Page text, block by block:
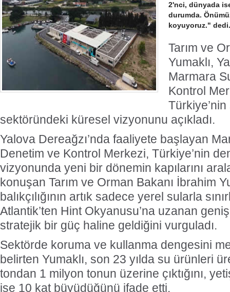
2'nci, dünyada
durumda.
koyuyoruz." dedi.
Tarım ve
Yumaklı,
Marmara
Kontrol
sektöründeki küresel vizyonunu açıkladı.
Yalova Dereağzı’nda faaliyete başlayan
Denetim ve Kontrol Merkezi, Türkiye’nin
vizyonunda yeni bir dönemin kapılarını
konuşan Tarım ve Orman Bakanı İbrahim
balıkçılığının artık sadece yerel sularla
Atlantik’ten Hint Okyanusu’na uzanan
stratejik bir güç haline geldiğini vurguladı.
Sektörde koruma ve kullanma dengesini
belirten Yumaklı, son 23 yılda su ürünleri
tondan 1 milyon tonun üzerine çıktığını,
ise 10 kat büyüdüğünü ifade etti.